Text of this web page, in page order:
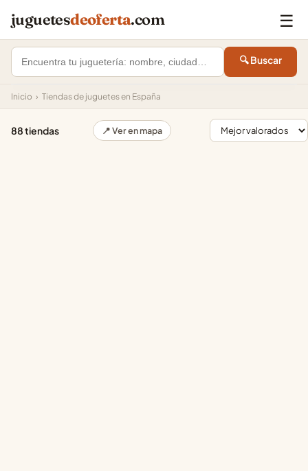
juguetesdeoferta.com ☰
🔍 Buscar
Inicio › Tiendas de juguetes en España
88 tiendas 📍 Ver en mapa